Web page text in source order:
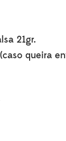
21gr.
queira